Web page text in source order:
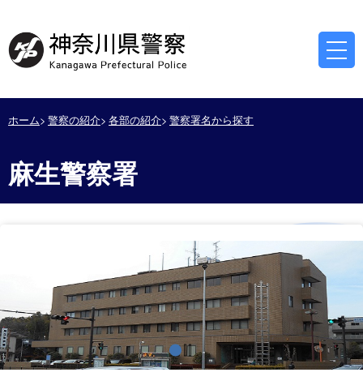
ホーム 警察の紹介 各部の紹介 警察署名から探す
麻生警察署
停
止